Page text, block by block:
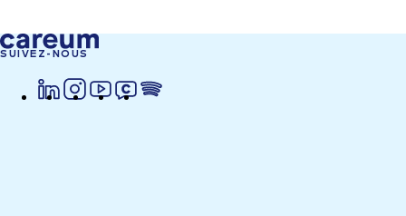
SUIVEZ-NOUS